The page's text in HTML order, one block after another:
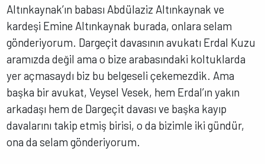
Altınkaynak’ın babası Abdülaziz Altınkaynak ve
kardeşi Emine Altınkaynak burada, onlara selam
gönderiyorum. Dargeçit davasının avukatı Erdal Kuzu
aramızda değil ama o bize arabasındaki koltuklarda
yer açmasaydı biz bu belgeseli çekemezdik. Ama
başka bir avukat, Veysel Vesek, hem Erdal’ın yakın
arkadaşı hem de Dargeçit davası ve başka kayıp
davalarını takip etmiş birisi, o da bizimle iki gündür,
ona da selam gönderiyorum.